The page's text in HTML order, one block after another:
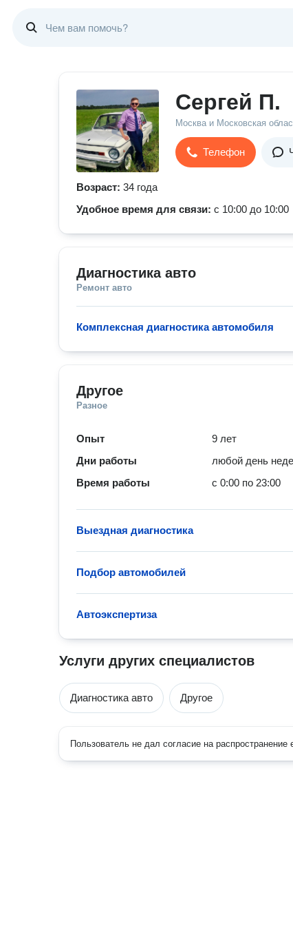
Сергей П.
Москва и Московская
Телефон
Возраст: 34 года
Удобное время для связи: с 10:00 до 10:00
Диагностика авто
Ремонт авто
Комплексная диагностика автомобиля
Другое
Разное
Опыт
9 лет
Дни работы
любой день
Время работы
с 0:00 по 23:00
Выездная диагностика
Подбор автомобилей
Автоэкспертиза
Услуги других специалистов
Диагностика авто Другое
Пользователь не дал согласие на